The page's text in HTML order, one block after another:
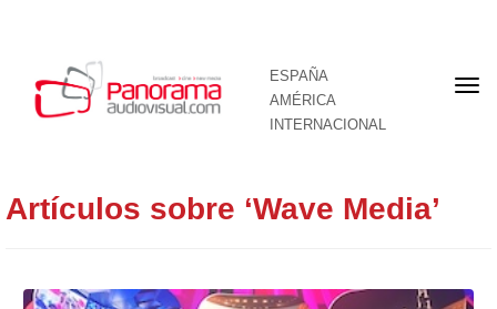
ESPAÑA
AMÉRICA
INTERNACIONAL
Artículos sobre ‘Wave Media’